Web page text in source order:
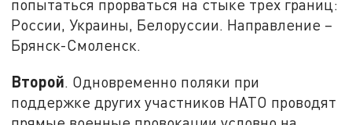
попытаться прорваться на стыке трех границ:
России, Украины, Белоруссии. Направление –
Брянск-Смоленск.
Второй. Одновременно поляки при
поддержке других участников НАТО проводят